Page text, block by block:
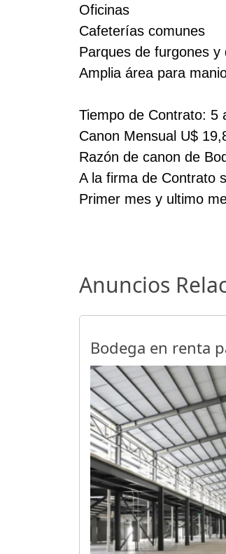
Oficinas
Cafeterías comunes
Parques de furgones y
Amplia área para
Tiempo de Contrato: 5
Canon Mensual U$
Razón de canon de
A la firma de Contrato
Primer mes y ultimo
Anuncios
Bodega en renta